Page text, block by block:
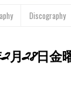
Discography
月28日金